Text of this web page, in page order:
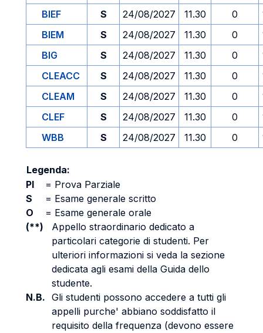
BIEF S 24/08/2027 11.30 0
BIEM
S 24/08/2027 11.30 0
BIG
S 24/08/2027 11.30 0
CLEACC
S 24/08/2027 11.30 0
CLEAM
S 24/08/2027 11.30 0
CLEF
S 24/08/2027 11.30 0
WBB
S 24/08/2027 11.30 0
Legenda:
PI
= Prova Parziale
S
= Esame generale scritto
O
= Esame generale orale
(**)
Appello straordinario dedicato a
particolari categorie di studenti. Per
ulteriori informazioni si veda la sezione
dedicata agli esami della Guida dello
studente.
N.B. Gli studenti possono accedere a tutti gli
appelli purche' abbiano soddisfatto il
requisito della frequenza (devono essere